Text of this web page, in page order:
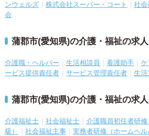
ンウェルズ
株式会社スーパー・コート
社会
会
蒲郡市(愛知県)の介護・福祉の求
介護職・ヘルパー 生活相談員 看護助手 ケ
ービス提供責任者
サービス管理責任者 生活
蒲郡市(愛知県)の介護・福祉の求
介護福祉士 社会福祉士
介護職員初任者研
級）
社会福祉主事 実務者研修（ホームヘル